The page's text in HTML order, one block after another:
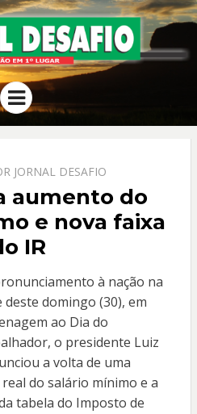
JORNAL
DESAFIO
O Sertão em 1º Lugar
Menu
JORNAL DESAFIO
aumento do
e nova faixa
IR
à nação na
deste domingo (30), em
ao Dia do
o presidente Luiz
a volta de uma
do salário mínimo e a
tabela do Imposto de